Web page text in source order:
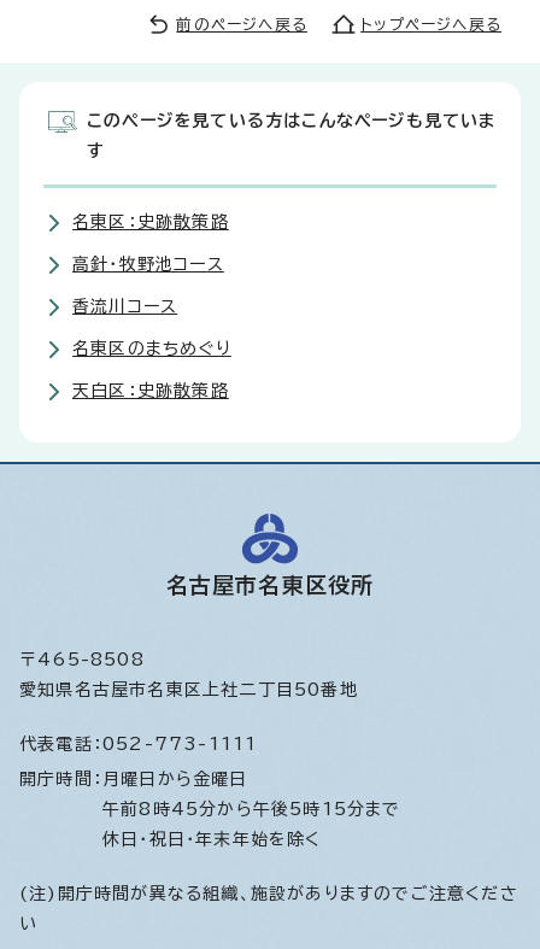
前のページへ戻る トップページへ戻る
このページを見ている方はこんなページも見ていま
す
名東区：史跡散策路
高針・牧野池コース
香流川コース
名東区のまちめぐり
天白区：史跡散策路
名古屋市名東区役所
〒465-8508
愛知県名古屋市名東区上社二丁目50番地
代表電話： 052-773-1111
開庁時間： 月曜日から金曜日
午前8時45分から午後5時15分まで
休日・祝日・年末年始を除く
(注)開庁時間が異なる組織、施設がありますのでご注意くださ
い